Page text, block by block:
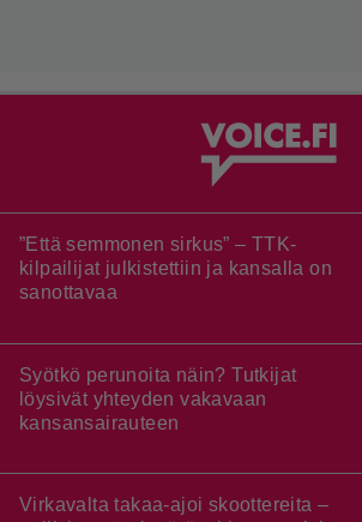
”Että semmonen sirkus” – TTK-
kilpailijat julkistettiin ja kansalla on
sanottavaa
Syötkö perunoita näin? Tutkijat
löysivät yhteyden vakavaan
kansansairauteen
Virkavalta takaa-ajoi skoottereita –